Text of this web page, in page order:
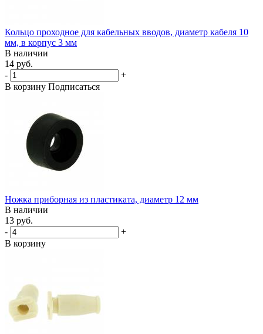
Кольцо проходное для кабельных вводов, диаметр кабеля 10
мм, в корпус 3 мм
В наличии
14 руб.
-
+
В корзину Подписаться
Ножка приборная из пластиката, диаметр 12 мм
В наличии
13 руб.
-
+
В корзину